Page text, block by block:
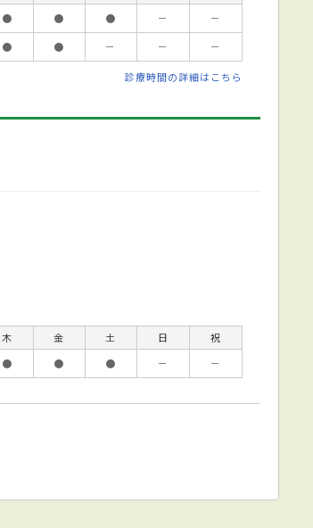
● ● ● －
－
● ● － － －
診療時間の詳細はこちら
木 金 土 日
祝
● ● ● － －